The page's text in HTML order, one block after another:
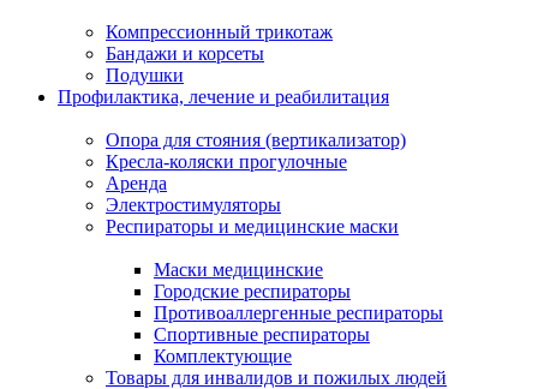
Компрессионный трикотаж
Бандажи и корсеты
Подушки
Профилактика, лечение и реабилитация
Опора для стояния (вертикализатор)
Кресла-коляски прогулочные
Аренда
Электростимуляторы
Респираторы и медицинские маски
Маски медицинские
Городские респираторы
Противоаллергенные респираторы
Спортивные респираторы
Комплектующие
Товары для инвалидов и пожилых людей